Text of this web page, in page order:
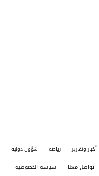
أخبار وتقارير رياضة شؤون دولية
تواصل معنا سياسة الخصوصية